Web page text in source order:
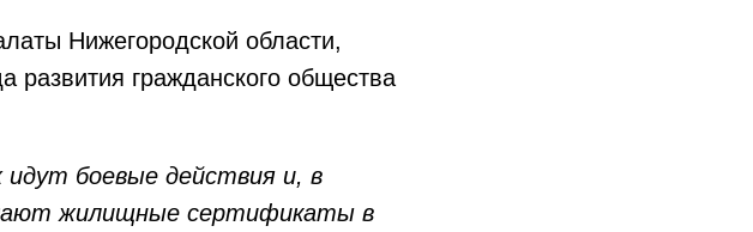
Нижегородской области,
развития гражданского общества
боевые действия и, в
жилищные сертификаты в